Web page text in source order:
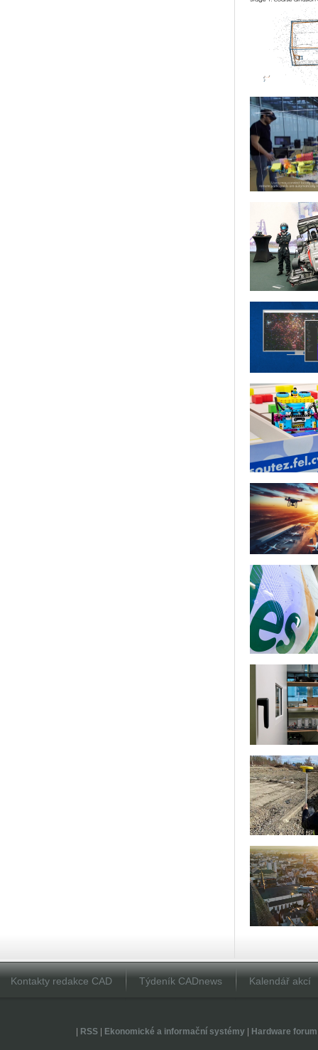
Kontakty redakce CAD Týdeník CADnews Kalendář akcí
RSS| Ekonomické a informační systémy| Hardware forum